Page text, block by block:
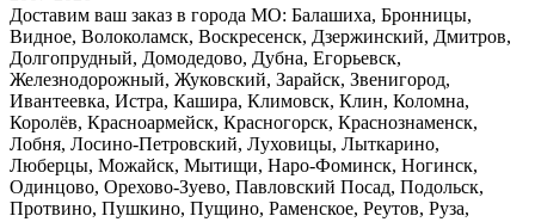
Доставим ваш заказ в города МО: Балашиха, Бронницы,
Видное, Волоколамск, Воскресенск, Дзержинский, Дмитров,
Долгопрудный, Домодедово, Дубна, Егорьевск,
Железнодорожный, Жуковский, Зарайск, Звенигород,
Ивантеевка, Истра, Кашира, Климовск, Клин, Коломна,
Королёв, Красноармейск, Красногорск, Краснознаменск,
Лобня, Лосино-Петровский, Луховицы, Лыткарино,
Люберцы, Можайск, Мытищи, Наро-Фоминск, Ногинск,
Одинцово, Орехово-Зуево, Павловский Посад, Подольск,
Протвино, Пушкино, Пущино, Раменское, Реутов, Руза,